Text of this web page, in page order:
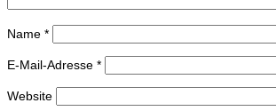
Name *
E-Mail-Adresse *
Website